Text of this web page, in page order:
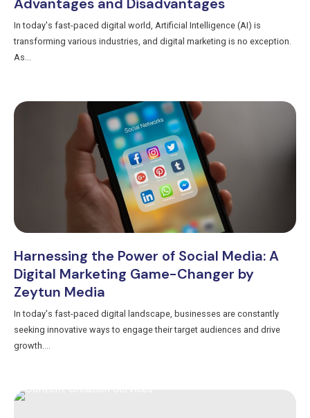
In today's fast-paced digital world, Artificial Intelligence (AI) is
transforming various industries, and digital marketing is no exception.
As...
Harnessing the Power of Social Media: A
Digital Marketing Game-Changer by
Zeytun Media
In today's fast-paced digital landscape, businesses are constantly
seeking innovative ways to engage their target audiences and drive
growth....